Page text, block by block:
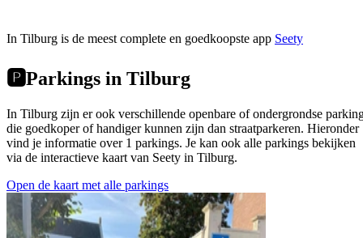
In Tilburg is de meest complete en goedkoopste app Seety
🅿️Parkings in Tilburg
In Tilburg zijn er ook verschillende openbare of ondergrondse
die goedkoper of handiger kunnen zijn dan straatparkeren. Hieronder
vind je informatie over 1 parkings. Je kan ook alle parkings bekijken
via de interactieve kaart van Seety in Tilburg.
Open de kaart met alle parkings